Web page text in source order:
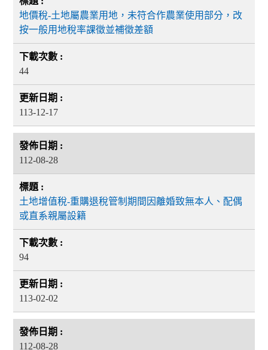
地價稅-土地屬農業用地，未符合作農業使用部分，改
按一般用地稅率課徵並補徵差額
44
113-12-17
112-08-28
土地增值稅-重購退稅管制期間因離婚致無本人、配偶
或直系親屬設籍
94
113-02-02
112-08-28